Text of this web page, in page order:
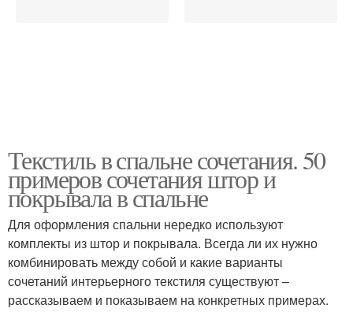
Текстиль в спальне сочетания. 50
примеров сочетания штор и
покрывала в спальне
Для оформления спальни нередко используют
комплекты из штор и покрывала. Всегда ли их нужно
комбинировать между собой и какие варианты
сочетаний интерьерного текстиля существуют –
рассказываем и показываем на конкретных примерах.